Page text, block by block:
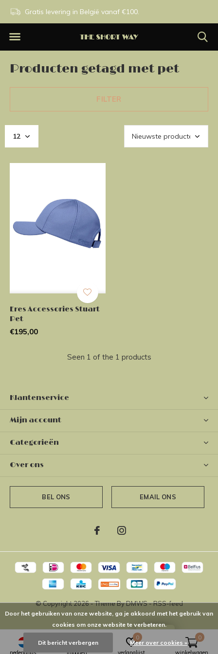
Gratis levering in België vanaf €100.
Producten getagd met pet
FILTER
Eres Accessories Stuart
Pet
€195,00
Seen 1 of the 1 products
Klantenservice
Mijn account
Categorieën
Over ons
BEL ONS EMAIL ONS
© Copyright2026- Theme ByDMWS-RSS-feed
nederlands inloggen verlanglijst
0
winkelwagen
0
Door het gebruiken van onze website, ga je akkoord met het gebruik van
cookies om onze website te verbeteren.
Dit bericht verbergen Meer over cookies »
LOYALTY